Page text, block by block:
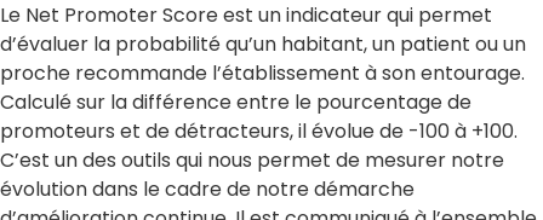
Le Net Promoter Score est un indicateur qui permet
d’évaluer la probabilité qu’un habitant, un patient ou un
proche recommande l’établissement à son entourage.
Calculé sur la différence entre le pourcentage de
promoteurs et de détracteurs, il évolue de -100 à +100.
C’est un des outils qui nous permet de mesurer notre
évolution dans le cadre de notre démarche